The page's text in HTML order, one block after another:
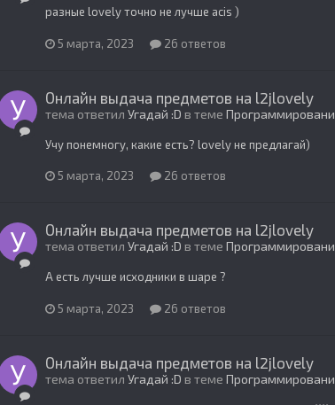
разные lovely точно не лучше acis )
5 марта, 2023 26 ответов
Онлайн выдача предметов на l2jlovely
тема ответил Угадай :D в теме
Учу понемногу, какие есть? lovely не предлагай)
5 марта, 2023 26 ответов
Онлайн выдача предметов на l2jlovely
тема ответил Угадай :D в теме
А есть лучше исходники в шаре ?
5 марта, 2023 26 ответов
Онлайн выдача предметов на l2jlovely
тема ответил Угадай :D в теме